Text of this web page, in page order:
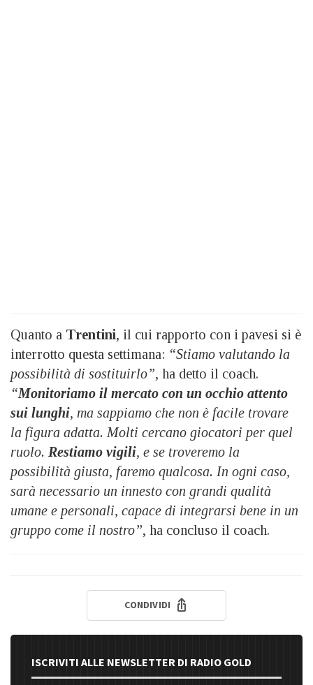
Quanto a Trentini, il cui rapporto con i pavesi si è
interrotto questa settimana: “Stiamo valutando la
possibilità di sostituirlo”, ha detto il coach.
“Monitoriamo il mercato con un occhio attento
sui lunghi, ma sappiamo che non è facile trovare
la figura adatta. Molti cercano giocatori per quel
ruolo. Restiamo vigili, e se troveremo la
possibilità giusta, faremo qualcosa. In ogni caso,
sarà necessario un innesto con grandi qualità
umane e personali, capace di integrarsi bene in un
gruppo come il nostro”, ha concluso il coach.
CONDIVIDI
ISCRIVITI ALLE NEWSLETTER DI RADIO GOLD